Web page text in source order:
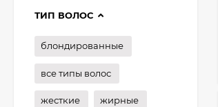
ТИП ВОЛОС
блондированные
все типы волос
жесткие жирные